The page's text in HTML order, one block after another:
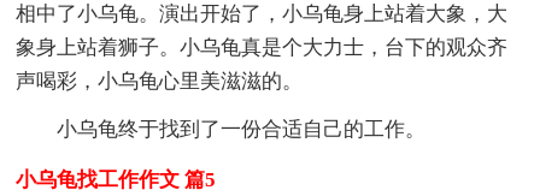
相中了小乌龟。演出开始了，小乌龟身上站着大象，大
象身上站着狮子。小乌龟真是个大力士，台下的观众齐
声喝彩，小乌龟心里美滋滋的。
小乌龟终于找到了一份合适自己的工作。
小乌龟找工作作文 篇5